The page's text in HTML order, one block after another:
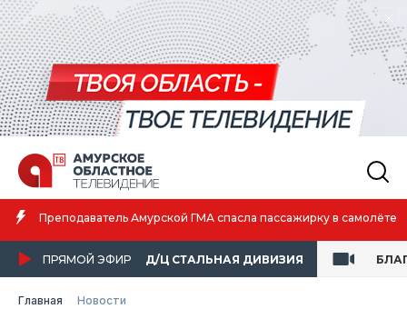
Преподаватель Амурской ГМА спасла пассажирку в самолёте
ПРЯМОЙ ЭФИР Д/Ц СТАЛЬНАЯ ДИВИЗИЯ
Главная Новости